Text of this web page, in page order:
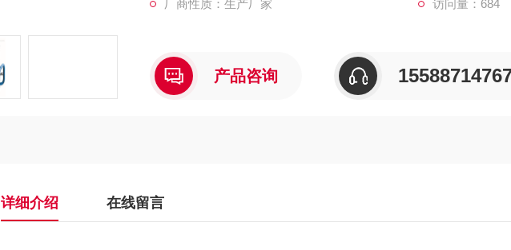
厂商性质：生产厂家 访问量：684
产品咨询
详细介绍 在线留言